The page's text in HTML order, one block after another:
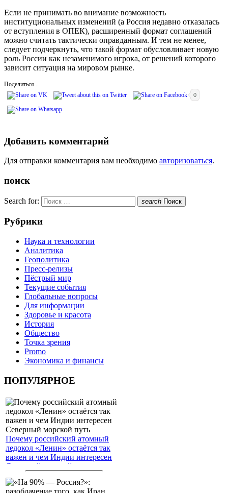
Если не принимать во внимание возможность
институциональных изменений (а Россия недавно отказалась
от вступления в ОПЕК), расширенный формат соглашений
можно считать тактически оправданным. И тем не менее,
следует подчеркнуть, что такой формат обусловливает новую
роль России как незаменимого игрока, от решений которого
зависит ситуация на мировом рынке.
Поделиться...
0
Добавить комментарий
Для отправки комментария вам необходимо авторизоваться.
поиск
Search for: search Поиск
Рубрики
Наука и технологии
Аналитика
Геополитика
Пресс-релизы
Пёстрый мир
Текущие события
Глобальные вопросы
Для информации
Здоровье и красота
История
Общество
Точка зрения
Promo
Экономика и финансы
ПОПУЛЯРНОЕ
Почему российский атомный
ледокол «Ленин» остаётся так
важен и чем Индии интересен
Северный морской путь